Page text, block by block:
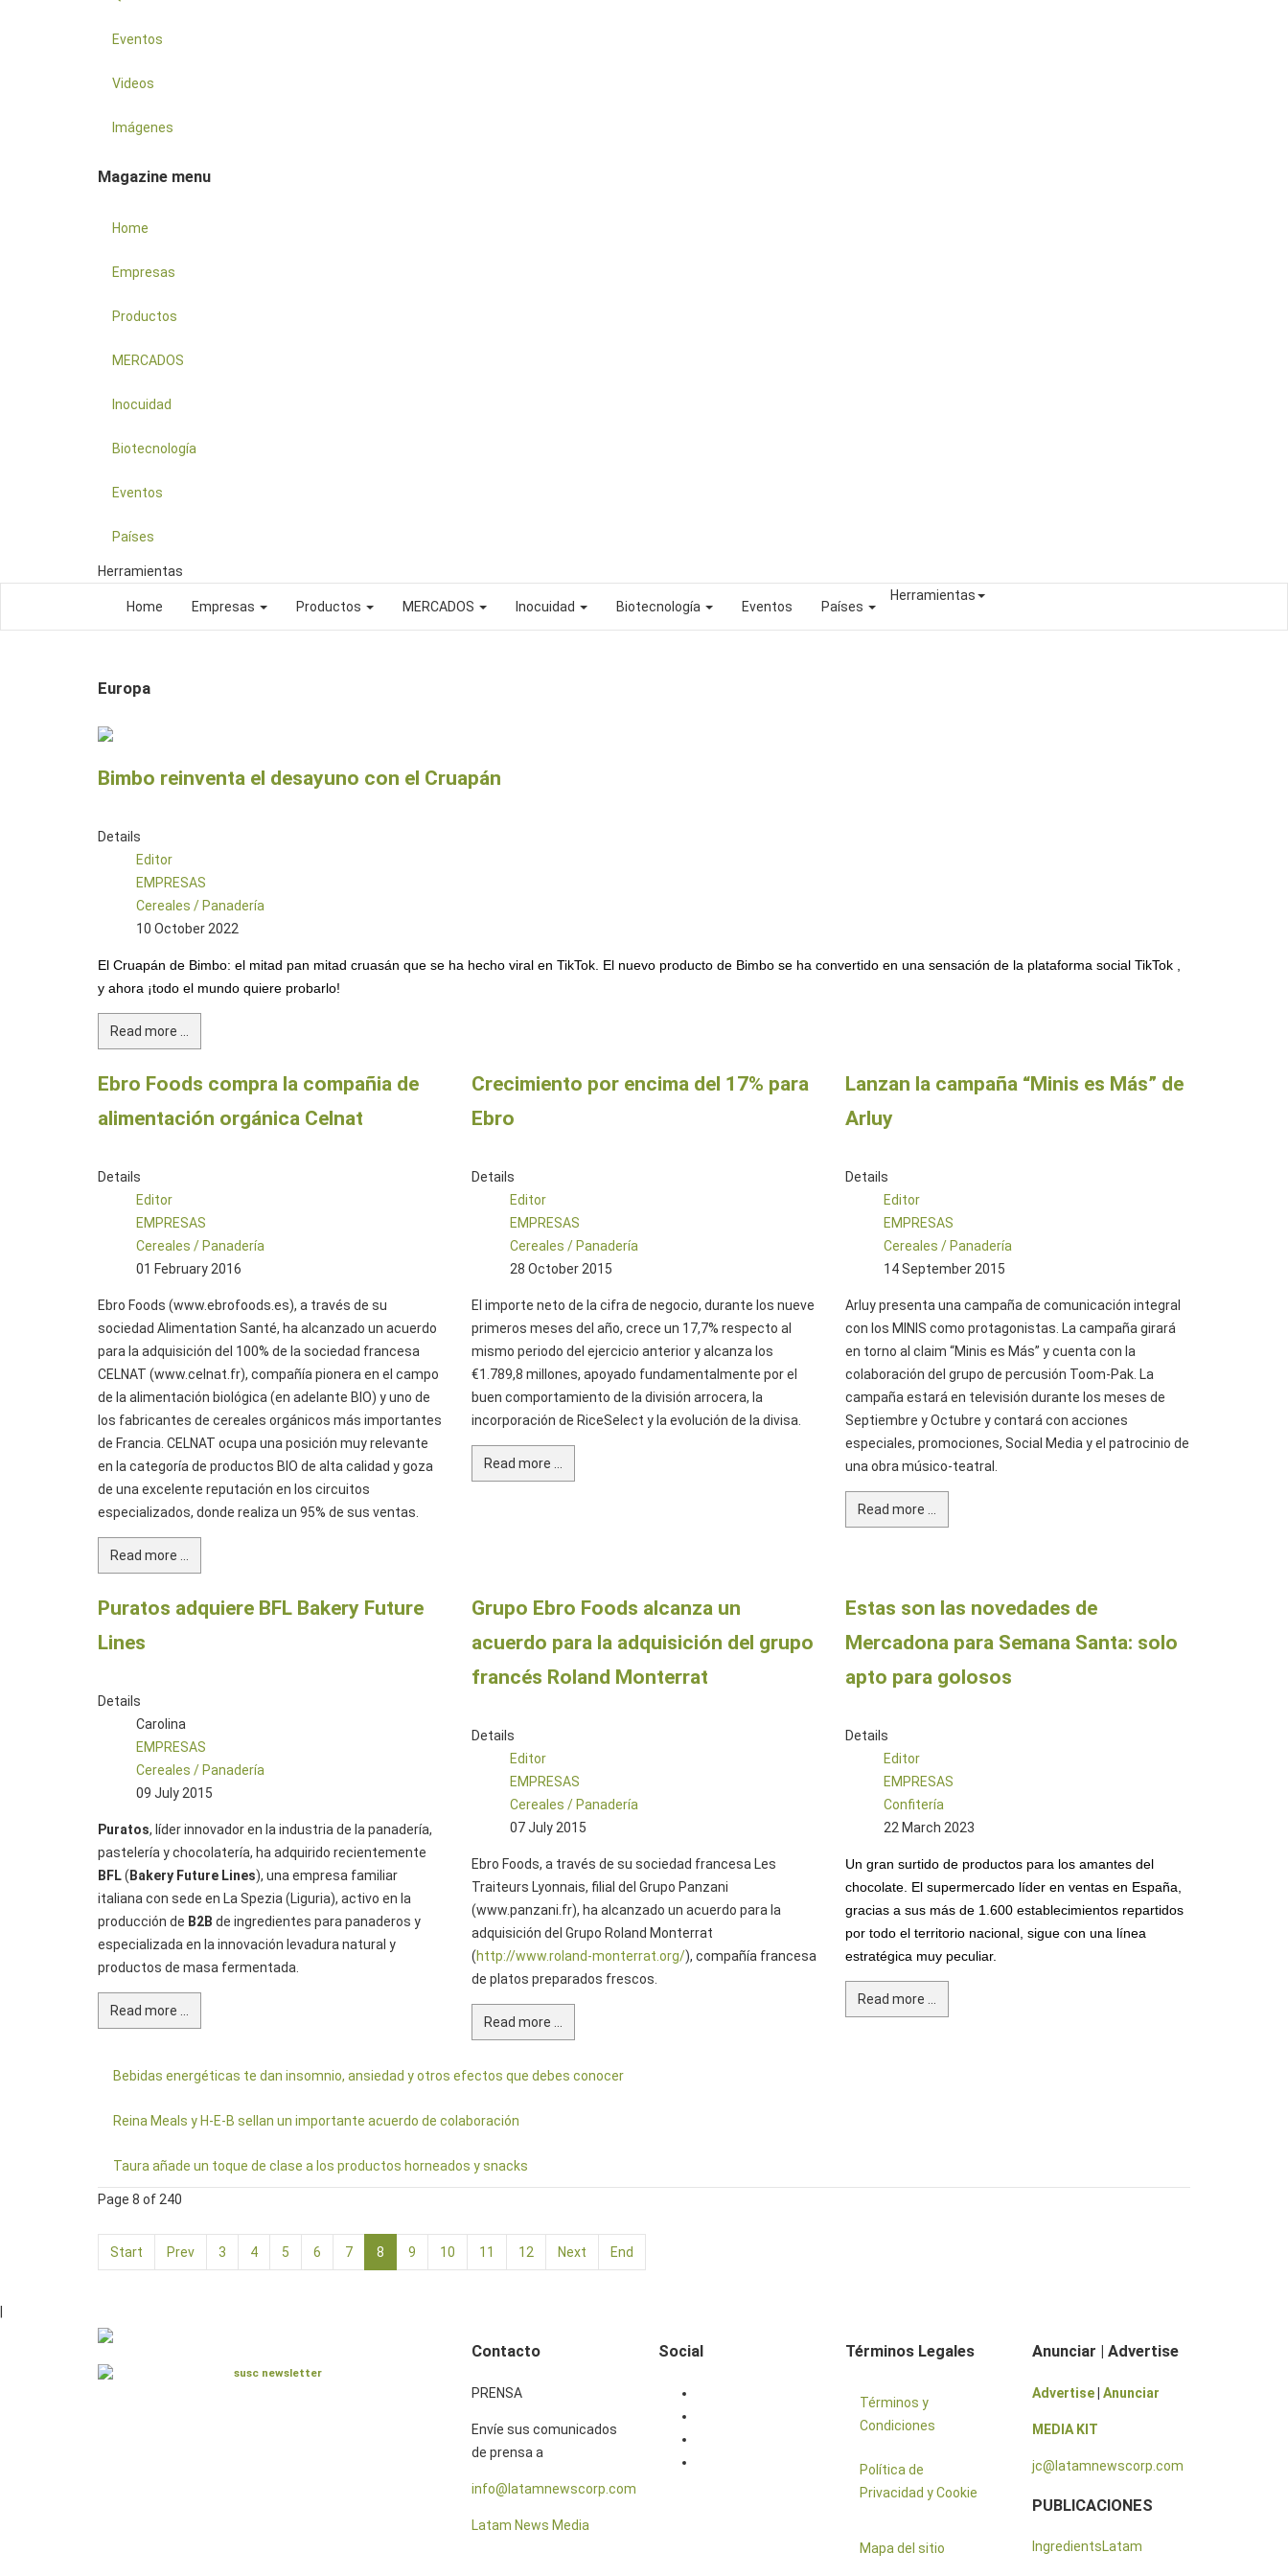
Eventos
Videos
Imágenes
Magazine menu
Home
Empresas
Productos
MERCADOS
Inocuidad
Biotecnología
Eventos
Países
Herramientas
Home Empresas Productos MERCADOS Inocuidad Biotecnología Eventos Países
Herramientas
Europa
Bimbo reinventa el desayuno con el Cruapán
Details
Editor
EMPRESAS
Cereales / Panadería
10 October 2022
El Cruapán de Bimbo: el mitad pan mitad cruasán que se ha hecho viral en TikTok. El nuevo producto de Bimbo se ha convertido en una sensación de la plataforma social TikTok ,
y ahora ¡todo el mundo quiere probarlo!
Read more ...
Ebro Foods compra la compañia de
alimentación orgánica Celnat
Details
Editor
EMPRESAS
Cereales / Panadería
01 February 2016
Ebro Foods (www.ebrofoods.es), a través de su
sociedad Alimentation Santé, ha alcanzado un acuerdo
para la adquisición del 100% de la sociedad francesa
CELNAT (www.celnat.fr), compañía pionera en el campo
de la alimentación biológica (en adelante BIO) y uno de
los fabricantes de cereales orgánicos más importantes
de Francia. CELNAT ocupa una posición muy relevante
en la categoría de productos BIO de alta calidad y goza
de una excelente reputación en los circuitos
especializados, donde realiza un 95% de sus ventas.
Read more ...
Crecimiento por encima del 17% para
Ebro
Details
Editor
EMPRESAS
Cereales / Panadería
28 October 2015
El importe neto de la cifra de negocio, durante los nueve
primeros meses del año, crece un 17,7% respecto al
mismo periodo del ejercicio anterior y alcanza los
€1.789,8 millones, apoyado fundamentalmente por el
buen comportamiento de la división arrocera, la
incorporación de RiceSelect y la evolución de la divisa.
Read more ...
Lanzan la campaña “Minis es Más” de
Arluy
Details
Editor
EMPRESAS
Cereales / Panadería
14 September 2015
Arluy presenta una campaña de comunicación integral
con los MINIS como protagonistas. La campaña girará
en torno al claim “Minis es Más” y cuenta con la
colaboración del grupo de percusión Toom-Pak. La
campaña estará en televisión durante los meses de
Septiembre y Octubre y contará con acciones
especiales, promociones, Social Media y el patrocinio de
una obra músico-teatral.
Read more ...
Puratos adquiere BFL Bakery Future
Lines
Details
Carolina
EMPRESAS
Cereales / Panadería
09 July 2015
Puratos, líder innovador en la industria de la panadería,
pastelería y chocolatería, ha adquirido recientemente
BFL( Bakery Future Lines), una empresa familiar
italiana con sede en La Spezia (Liguria), activo en la
producción de B2B de ingredientes para panaderos y
especializada en la innovación levadura natural y
productos de masa fermentada.
Read more ...
Grupo Ebro Foods alcanza un
acuerdo para la adquisición del grupo
francés Roland Monterrat
Details
Editor
EMPRESAS
Cereales / Panadería
07 July 2015
Ebro Foods, a través de su sociedad francesa Les
Traiteurs Lyonnais, filial del Grupo Panzani
(www.panzani.fr), ha alcanzado un acuerdo para la
adquisición del Grupo Roland Monterrat
(http://www.roland-monterrat.org/), compañía francesa
de platos preparados frescos.
Read more ...
Estas son las novedades de
Mercadona para Semana Santa: solo
apto para golosos
Details
Editor
EMPRESAS
Confitería
22 March 2023
Un gran surtido de productos para los amantes del
chocolate. El supermercado líder en ventas en España,
gracias a sus más de 1.600 establecimientos repartidos
por todo el territorio nacional, sigue con una línea
estratégica muy peculiar.
Read more ...
Bebidas energéticas te dan insomnio, ansiedad y otros efectos que debes conocer
Reina Meals y H-E-B sellan un importante acuerdo de colaboración
Taura añade un toque de clase a los productos horneados y snacks
Page 8 of 240
Start Prev 3 4 5 6 7 8 9 10 11 12 Next End
Contacto
PRENSA
Envíe sus comunicados
de prensa a
info@latamnewscorp.com
Latam News Media
Social Términos Legales
Términos y
Condiciones
Política de
Privacidad y Cookie
Mapa del sitio
Anunciar | Advertise
Advertise Anunciar
MEDIA KIT
jc@latamnewscorp.com
PUBLICACIONES
IngredientsLatam